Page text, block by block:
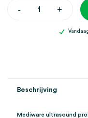
-Mediware
+
Beschrijving
Mediware ultrasound